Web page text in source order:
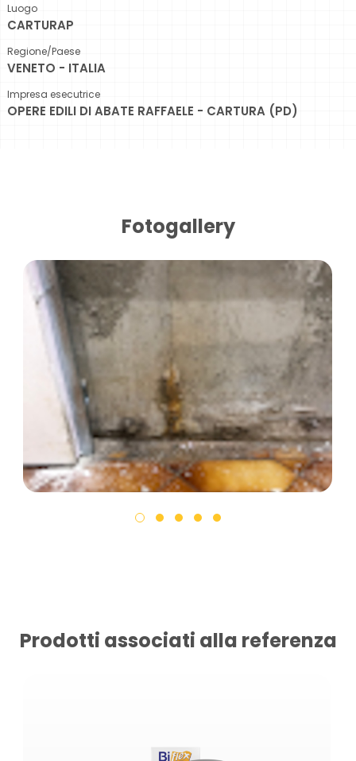
Luogo
CARTURAP
Regione/Paese
VENETO - ITALIA
Impresa esecutrice
OPERE EDILI DI ABATE RAFFAELE - CARTURA (PD)
Fotogallery
Prodotti associati alla referenza